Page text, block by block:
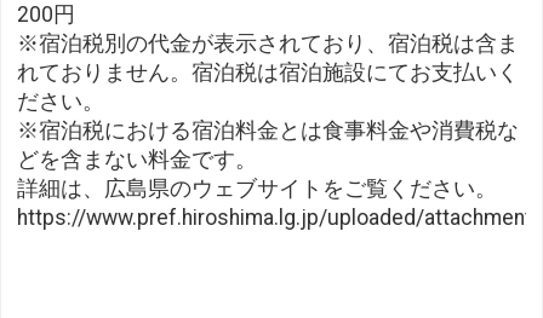
200円
※宿泊税別の代金が表示されており、宿泊税は含ま
れておりません。宿泊税は宿泊施設にてお支払いく
ださい。
※宿泊税における宿泊料金とは食事料金や消費税な
どを含まない料金です。
詳細は、広島県のウェブサイトをご覧ください。
https://www.pref.hiroshima.lg.jp/uploaded/